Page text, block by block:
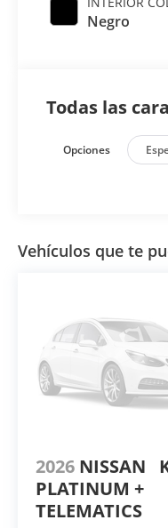
Negro
Todas las
Opciones
Vehículos que te
2026 NISSAN
PLATINUM +
TELEMATICS